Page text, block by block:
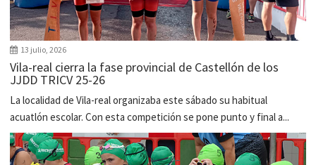
13 julio, 2026
Vila-real cierra la fase provincial de Castellón de los
JJDD TRICV 25-26
La localidad de Vila-real organizaba este sábado su habitual
acuatlón escolar. Con esta competición se pone punto y final a...